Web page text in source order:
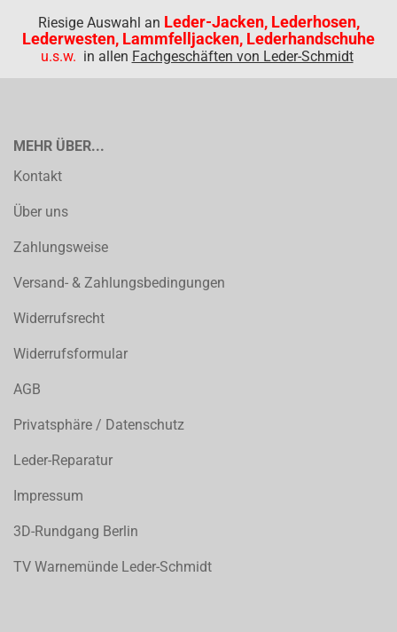
Riesige Auswahl an Leder-Jacken, Lederhosen,
Lederwesten, Lammfelljacken, Lederhandschuhe
u.s.w. in allen Fachgeschäften von Leder-Schmidt
MEHR ÜBER...
Kontakt
Über uns
Zahlungsweise
Versand- & Zahlungsbedingungen
Widerrufsrecht
Widerrufsformular
AGB
Privatsphäre / Datenschutz
Leder-Reparatur
Impressum
3D-Rundgang Berlin
TV Warnemünde Leder-Schmidt